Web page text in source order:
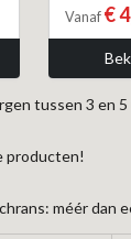
Vanaf €
tussen 3 en 5
producten!
méér dan